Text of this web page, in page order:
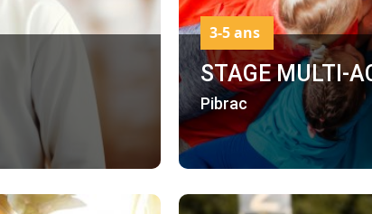
STAGE MULTI-
Pibrac
3-5 ans